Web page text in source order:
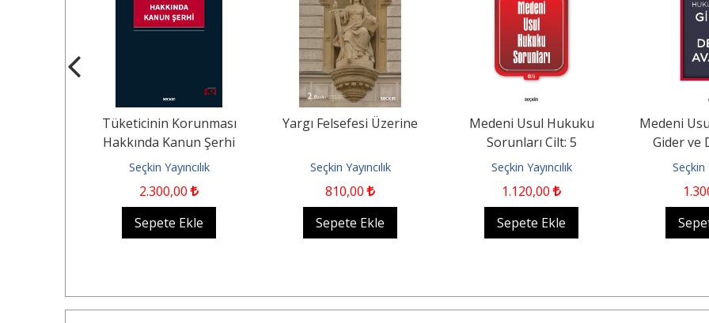
Tüketicinin Korunması
Hakkında Kanun Şerhi
Seçkin Yayıncılık
2.300,00
Sepete Ekle
Yargı Felsefesi Üzerine
Seçkin Yayıncılık
810,00
Sepete Ekle
Medeni Usul Hukuku
Sorunları Cilt: 5
Seçkin Yayıncılık
1.120,00
Sepete Ekle
Medeni
Gider ve
Seçkin